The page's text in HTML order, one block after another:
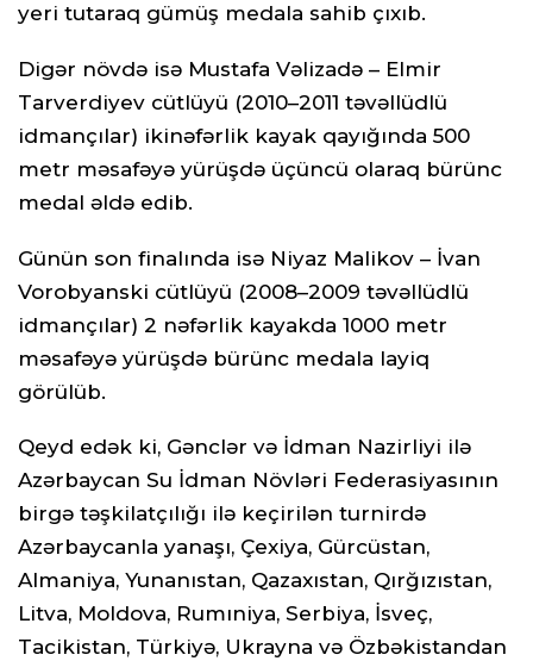
yeri tutaraq gümüş medala sahib çıxıb.
Digər növdə isə Mustafa Vəlizadə – Elmir
Tarverdiyev cütlüyü (2010–2011 təvəllüdlü
idmançılar) ikinəfərlik kayak qayığında 500
metr məsafəyə yürüşdə üçüncü olaraq bürünc
medal əldə edib.
Günün son finalında isə Niyaz Malikov – İvan
Vorobyanski cütlüyü (2008–2009 təvəllüdlü
idmançılar) 2 nəfərlik kayakda 1000 metr
məsafəyə yürüşdə bürünc medala layiq
görülüb.
Qeyd edək ki, Gənclər və İdman Nazirliyi ilə
Azərbaycan Su İdman Növləri Federasiyasının
birgə təşkilatçılığı ilə keçirilən turnirdə
Azərbaycanla yanaşı, Çexiya, Gürcüstan,
Almaniya, Yunanıstan, Qazaxıstan, Qırğızıstan,
Litva, Moldova, Rumıniya, Serbiya, İsveç,
Tacikistan, Türkiyə, Ukrayna və Özbəkistandan